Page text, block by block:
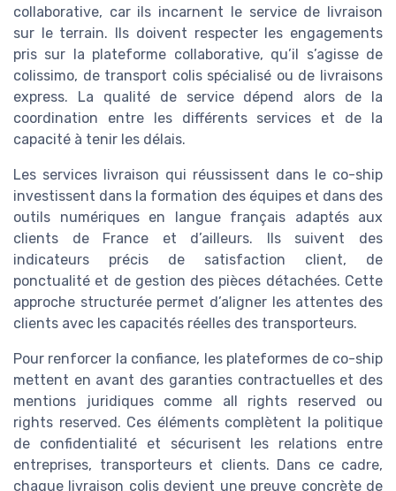
collaborative, car ils incarnent le service de livraison
sur le terrain. Ils doivent respecter les engagements
pris sur la plateforme collaborative, qu’il s’agisse de
colissimo, de transport colis spécialisé ou de livraisons
express. La qualité de service dépend alors de la
coordination entre les différents services et de la
capacité à tenir les délais.
Les services livraison qui réussissent dans le co-ship
investissent dans la formation des équipes et dans des
outils numériques en langue français adaptés aux
clients de France et d’ailleurs. Ils suivent des
indicateurs précis de satisfaction client, de
ponctualité et de gestion des pièces détachées. Cette
approche structurée permet d’aligner les attentes des
clients avec les capacités réelles des transporteurs.
Pour renforcer la confiance, les plateformes de co-ship
mettent en avant des garanties contractuelles et des
mentions juridiques comme all rights reserved ou
rights reserved. Ces éléments complètent la politique
de confidentialité et sécurisent les relations entre
entreprises, transporteurs et clients. Dans ce cadre,
chaque livraison colis devient une preuve concrète de